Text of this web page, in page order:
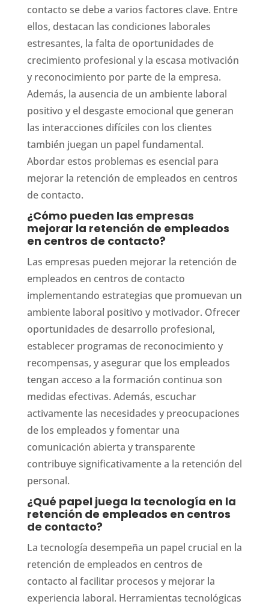
contacto se debe a varios factores clave. Entre
ellos, destacan las condiciones laborales
estresantes, la falta de oportunidades de
crecimiento profesional y la escasa motivación
y reconocimiento por parte de la empresa.
Además, la ausencia de un ambiente laboral
positivo y el desgaste emocional que generan
las interacciones difíciles con los clientes
también juegan un papel fundamental.
Abordar estos problemas es esencial para
mejorar la retención de empleados en centros
de contacto.
¿Cómo pueden las empresas
mejorar la retención de empleados
en centros de contacto?
Las empresas pueden mejorar la retención de
empleados en centros de contacto
implementando estrategias que promuevan un
ambiente laboral positivo y motivador. Ofrecer
oportunidades de desarrollo profesional,
establecer programas de reconocimiento y
recompensas, y asegurar que los empleados
tengan acceso a la formación continua son
medidas efectivas. Además, escuchar
activamente las necesidades y preocupaciones
de los empleados y fomentar una
comunicación abierta y transparente
contribuye significativamente a la retención del
personal.
¿Qué papel juega la tecnología en la
retención de empleados en centros
de contacto?
La tecnología desempeña un papel crucial en la
retención de empleados en centros de
contacto al facilitar procesos y mejorar la
experiencia laboral. Herramientas tecnológicas